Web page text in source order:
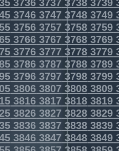
3746 3747 3748 3749
3756 3757 3758 3759
3766 3767 3768 3769
3776 3777 3778 3779
3786 3787 3788 3789
3796 3797 3798 3799
3806 3807 3808 3809
3816 3817 3818 3819
3826 3827 3828 3829
3836 3837 3838 3839
3846 3847 3848 3849